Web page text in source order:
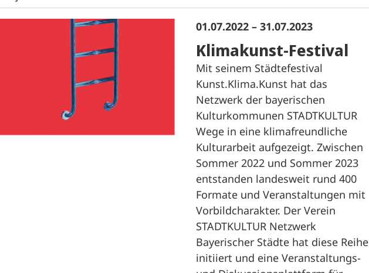
01.07.2022 – 31.07.2023
Klimakunst-Festival
Mit seinem Städtefestival
Kunst.Klima.Kunst hat das
Netzwerk der bayerischen
Kulturkommunen STADTKULTUR
Wege in eine klimafreundliche
Kulturarbeit aufgezeigt. Zwischen
Sommer 2022 und Sommer 2023
entstanden landesweit rund 400
Formate und Veranstaltungen mit
Vorbildcharakter. Der Verein
STADTKULTUR Netzwerk
Bayerischer Städte hat diese Reihe
initiiert und eine Veranstaltungs-